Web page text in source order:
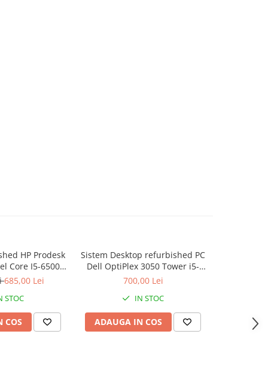
HP Prodesk
Core I5-6500,
256 GB
685,00 Lei
STOC
COS
Sistem Desktop refurbished PC
Dell OptiPlex 3050 Tower i5-
6500, 8Gb, 256GB SSD
700,00 Lei
IN STOC
ADAUGA IN COS